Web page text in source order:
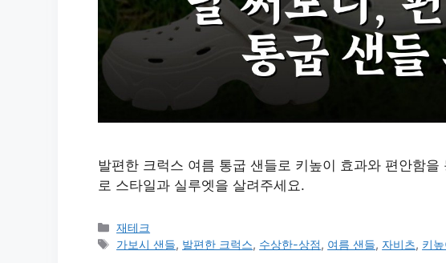
발편한 크럭스 여름 통굽 샌들로 키높이 효과와 편안함
로 스타일과 실루엣을 살려주세요.
카
테
재테크
태
가보시 샌들, 발편한 크럭스, 수상한-상점, 여름 샌들, 자비츠, 키